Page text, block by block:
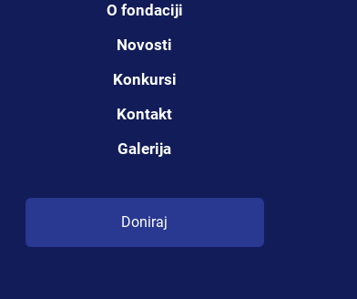
O fondaciji
Novosti
Konkursi
Kontakt
Galerija
Doniraj